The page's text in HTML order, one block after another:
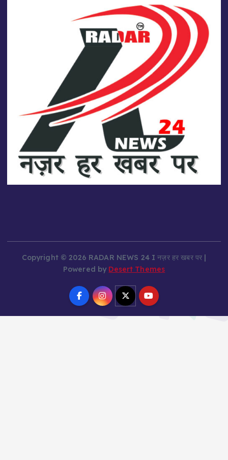
Powered byDesert Themes